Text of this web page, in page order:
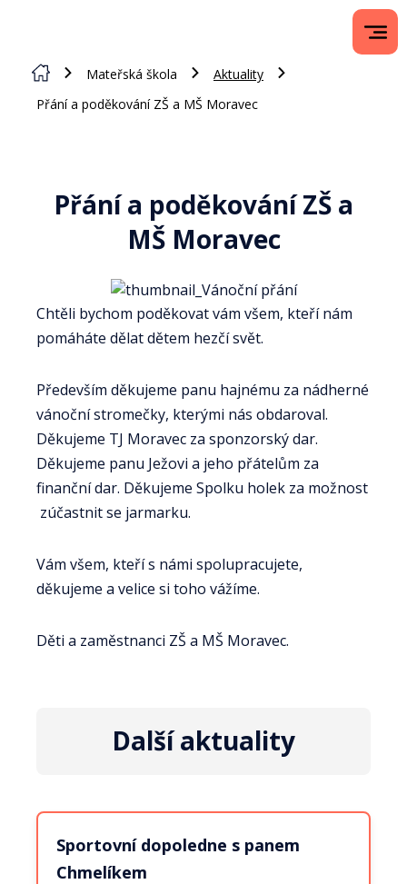
Mateřská škola
Aktuality
Přání a poděkování ZŠ a MŠ Moravec
Přání a poděkování ZŠ a
MŠ Moravec
Chtěli bychom poděkovat vám všem, kteří nám
pomáháte dělat dětem hezčí svět.
Především děkujeme panu hajnému za nádherné
vánoční stromečky, kterými nás obdaroval.
Děkujeme TJ Moravec za sponzorský dar.
Děkujeme panu Ježovi a jeho přátelům za
finanční dar. Děkujeme Spolku holek za možnost
zúčastnit se jarmarku.
Vám všem, kteří s námi spolupracujete,
děkujeme a velice si toho vážíme.
Děti a zaměstnanci ZŠ a MŠ Moravec.
Další aktuality
Sportovní dopoledne s panem
Chmelíkem